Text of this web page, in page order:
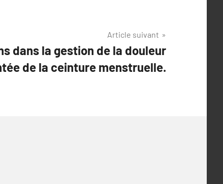
Article suivant
dans la gestion de la douleur
de la ceinture menstruelle.